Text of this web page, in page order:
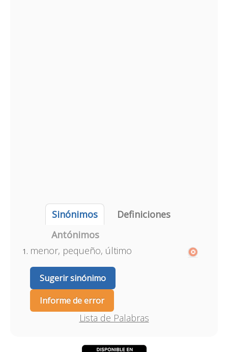
Sinónimos
Definiciones
Antónimos
menor, pequeño, último
Sugerir sinónimo
Informe de error
Lista de Palabras